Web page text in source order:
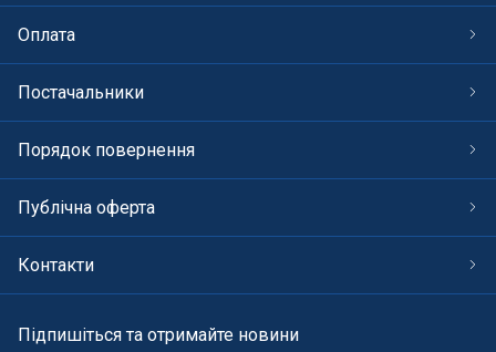
Оплата
Постачальники
Порядок повернення
Публічна оферта
Контакти
Підпишіться та отримайте новини